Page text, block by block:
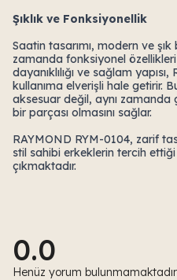
Şıklık ve Fonksiyonellik
Saatin tasarımı, modern ve
zamanda fonksiyonel
dayanıklılığı ve sağlam
kullanıma elverişli hale getirir.
aksesuar değil, aynı zamanda
bir parçası olmasını sağlar.
RAYMOND RYM-0104, zarif
stil sahibi erkeklerin tercih
çıkmaktadır.
0.0
Henüz yorum bulunmamaktadır